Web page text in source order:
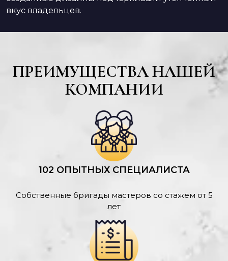
вкус владельцев.
ПРЕИМУЩЕСТВА НАШЕЙ
КОМПАНИИ
102 ОПЫТНЫХ СПЕЦИАЛИСТА
Собственные бригады мастеров со стажем от 5
лет